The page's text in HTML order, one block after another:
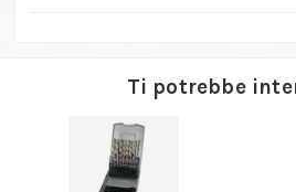
Ti potrebbe